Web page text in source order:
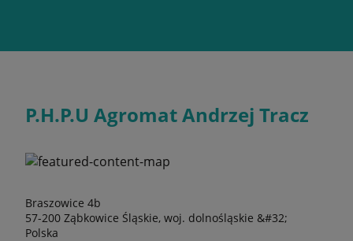
P.H.P.U Agromat Andrzej Tracz
Braszowice 4b
57-200 Ząbkowice Śląskie, woj. dolnośląskie &#32;
Polska